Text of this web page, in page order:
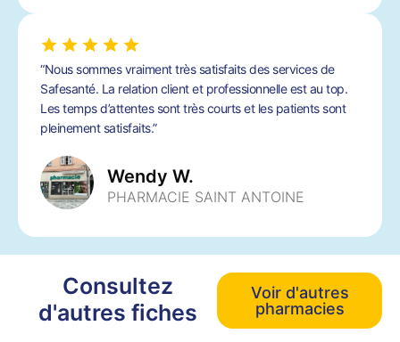
“Nous sommes vraiment très satisfaits des services de
Safesanté. La relation client et professionnelle est au top.
Les temps d’attentes sont très courts et les patients sont
pleinement satisfaits.”
Wendy W.
PHARMACIE SAINT ANTOINE
Consultez
d'autres fiches
Voir d'autres
pharmacies